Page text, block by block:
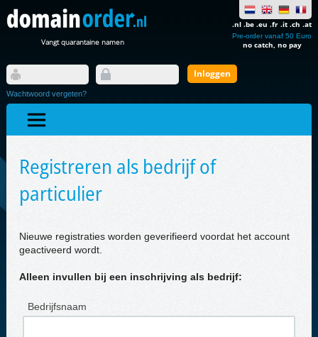
Vangt quarantaine namen
.nl .be .eu .fr .it .ch .at
Pre-order vanaf 50 Euro
no catch, no pay
Wachtwoord vergeten?
Registreren als bedrijf of
particulier
Nieuwe registraties worden geverifieerd voordat het account
geactiveerd wordt.
Alleen invullen bij een inschrijving als bedrijf:
Bedrijfsnaam